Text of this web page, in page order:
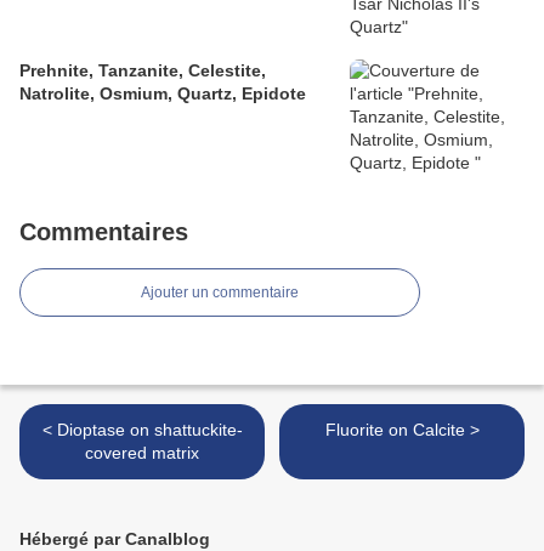
Prehnite, Tanzanite, Celestite,
Natrolite, Osmium, Quartz, Epidote
Commentaires
Ajouter un commentaire
< Dioptase on shattuckite-
covered matrix
Fluorite on Calcite >
Hébergé par Canalblog